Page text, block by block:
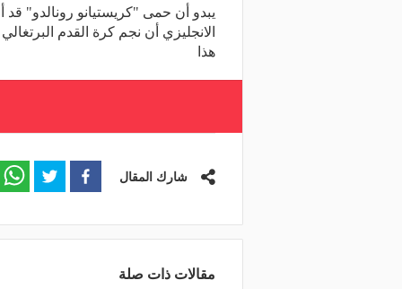
يبدو أن حمى "كريستيانو رونالدو" قد
هذا
شارك المقال
مقالات ذات صلة